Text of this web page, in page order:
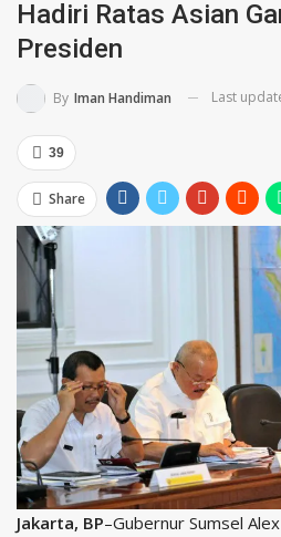
Hadiri Ratas Asian
Presiden
By Iman Handiman Last
39
Share
Jakarta, BP–Gubernur Sumsel